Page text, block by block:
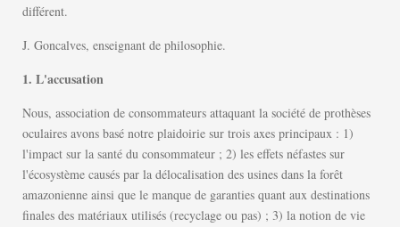
différent.
J. Goncalves, enseignant de philosophie.
1. L'accusation
Nous, association de consommateurs attaquant la société de prothèses
oculaires avons basé notre plaidoirie sur trois axes principaux : 1)
l'impact sur la santé du consommateur ; 2) les effets néfastes sur
l'écosystème causés par la délocalisation des usines dans la forêt
amazonienne ainsi que le manque de garanties quant aux destinations
finales des matériaux utilisés (recyclage ou pas) ; 3) la notion de vie